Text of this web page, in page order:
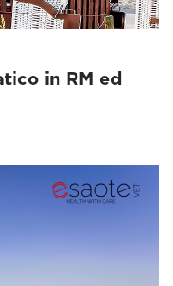
in RM ed